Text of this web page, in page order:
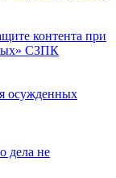
контента при
СЗПК
осужденных
дела не